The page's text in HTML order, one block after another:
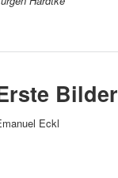
Bilder
Eckl